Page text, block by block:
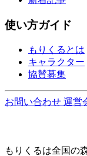
使い方ガイド
もりくるとは
キャラクター
協賛募集
お問い合わせ 運営
もりくるは全国の